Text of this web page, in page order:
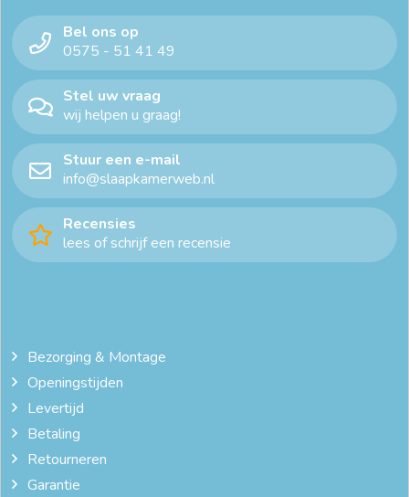
Bel ons op
0575 - 51 41 49
Stel uw vraag
wij helpen u graag!
Stuur een e-mail
info@slaapkamerweb.nl
Recensies
lees of schrijf een recensie
Bezorging & Montage
Openingstijden
Levertijd
Betaling
Retourneren
Garantie